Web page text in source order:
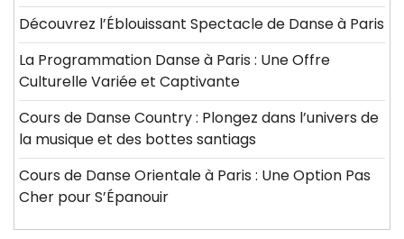
Découvrez l’Éblouissant Spectacle de Danse à Paris
La Programmation Danse à Paris : Une Offre
Culturelle Variée et Captivante
Cours de Danse Country : Plongez dans l’univers de
la musique et des bottes santiags
Cours de Danse Orientale à Paris : Une Option Pas
Cher pour S’Épanouir